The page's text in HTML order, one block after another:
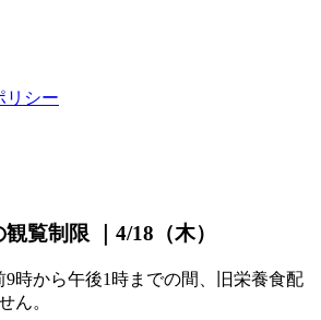
リシー
覧制限 ｜4/18（木）
9時から午後1時までの間、旧栄養食配
ん。